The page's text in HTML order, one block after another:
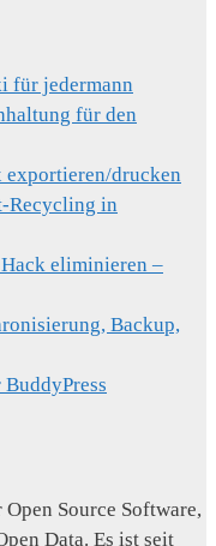
für jedermann
für den
exportieren/drucken
Recycling in
eliminieren –
Backup,
Source Software,
Data. Es ist seit